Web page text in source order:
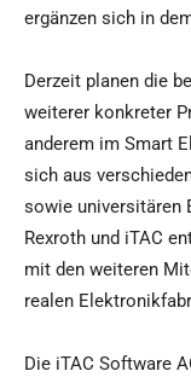
ergänzen sich in
Derzeit planen die
weiterer konkreter
anderem im Smart
sich aus
sowie universitären
Rexroth und iTAC
mit den weiteren
realen
Die iTAC Software